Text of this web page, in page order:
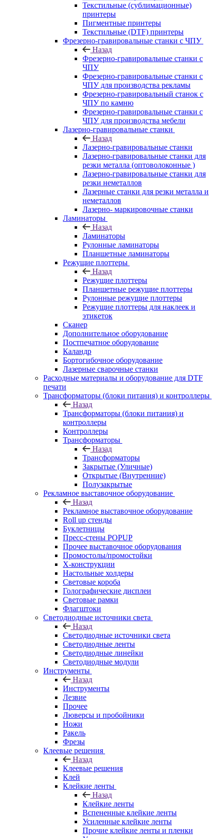
Текстильные (сублимационные)
принтеры
Пигментные принтеры
Текстильные (DTF) принтеры
Фрезерно-гравировальные станки с ЧПУ
Назад
Фрезерно-гравировальные станки с
ЧПУ
Фрезерно-гравировальные станки с
ЧПУ для производства рекламы
Фрезерно-гравировальный станок с
ЧПУ по камню
Фрезерно-гравировальные станки с
ЧПУ для производства мебели
Лазерно-гравировальные станки
Назад
Лазерно-гравировальные станки
Лазерно-гравировальные станки для
резки металла (оптоволоконные )
Лазерно-гравировальные станки для
резки неметаллов
Лазерные станки для резки металла и
неметаллов
Лазерно- маркировочные станки
Ламинаторы
Назад
Ламинаторы
Рулонные ламинаторы
Планшетные ламинаторы
Режущие плоттеры
Назад
Режущие плоттеры
Планшетные режущие плоттеры
Рулонные режущие плоттеры
Режущие плоттеры для наклеек и
этикеток
Сканер
Дополнительное оборудование
Постпечатное оборудование
Каландр
Бортогибочное оборудование
Лазерные сварочные станки
Расходные материалы и оборудование для DTF
печати
Трансформаторы (блоки питания) и контроллеры
Назад
Трансформаторы (блоки питания) и
контроллеры
Контроллеры
Трансформаторы
Назад
Трансформаторы
Закрытые (Уличные)
Открытые (Внутренние)
Полузакрытые
Рекламное выставочное оборудование
Назад
Рекламное выставочное оборудование
Roll up стенды
Буклетницы
Пресс-стены POPUP
Прочее выставочное оборудования
Промостолы/промостойки
Х-конструкции
Настольные холдеры
Световые короба
Голографические дисплеи
Световые рамки
Флагштоки
Светодиодные источники света
Назад
Светодиодные источники света
Светодиодные ленты
Светодиодные линейки
Светодиодные модули
Инструменты
Назад
Инструменты
Лезвие
Прочее
Люверсы и пробойники
Ножи
Ракель
Фрезы
Клеевые решения
Назад
Клеевые решения
Клей
Клейкие ленты
Назад
Клейкие ленты
Вспененные клейкие ленты
Усиленные клейкие ленты
Прочие клейкие ленты и пленки